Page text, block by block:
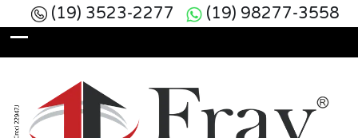
(19) 98277-3558
(19) 3523-2277